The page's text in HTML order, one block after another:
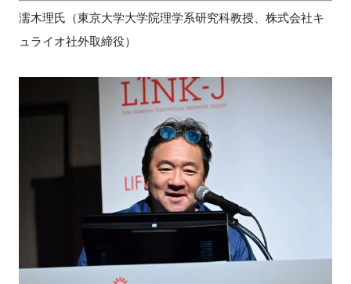
濡木理氏（東京大学大学院理学系研究科教授、株式会社キ
ュライオ社外取締役）